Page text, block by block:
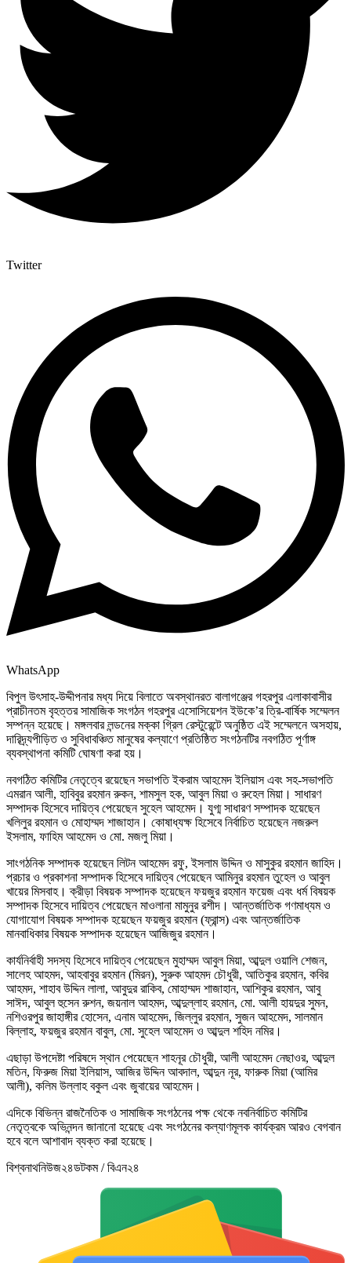
Twitter
WhatsApp
বিপুল উৎসাহ-উদ্দীপনার মধ্য দিয়ে বিলাতে অবস্থানরত বালাগঞ্জের গহরপুর এলাকাবাসীর
প্রাচীনতম বৃহত্তর সামাজিক সংগঠন গহরপুর এসোসিয়েশন ইউকে’র ত্রি-বার্ষিক সম্মেলন
সম্পন্ন হয়েছে। মঙ্গলবার লন্ডনের মক্কা গ্রিল রেস্টুরেন্টে অনুষ্ঠিত এই সম্মেলনে অসহায়,
দারিদ্র্যপীড়িত ও সুবিধাবঞ্চিত মানুষের কল্যাণে প্রতিষ্ঠিত সংগঠনটির নবগঠিত পূর্ণাঙ্গ
ব্যবস্থাপনা কমিটি ঘোষণা করা হয়।
নবগঠিত কমিটির নেতৃত্বে রয়েছেন সভাপতি ইকরাম আহমেদ ইলিয়াস এবং সহ-সভাপতি
এমরান আলী, হাবিবুর রহমান রুকন, শামসুল হক, আবুল মিয়া ও রুহেল মিয়া। সাধারণ
সম্পাদক হিসেবে দায়িত্ব পেয়েছেন সুহেল আহমেদ। যুগ্ম সাধারণ সম্পাদক হয়েছেন
খলিলুর রহমান ও মোহাম্মদ শাজাহান। কোষাধ্যক্ষ হিসেবে নির্বাচিত হয়েছেন নজরুল
ইসলাম, ফাহিম আহমেদ ও মো. মজলু মিয়া।
সাংগঠনিক সম্পাদক হয়েছেন লিটন আহমেদ রফু, ইসলাম উদ্দিন ও মাসুকুর রহমান জাহিদ।
প্রচার ও প্রকাশনা সম্পাদক হিসেবে দায়িত্ব পেয়েছেন আমিনুর রহমান তুহেল ও আবুল
খায়ের মিসবাহ। ক্রীড়া বিষয়ক সম্পাদক হয়েছেন ফয়জুর রহমান ফয়েজ এবং ধর্ম বিষয়ক
সম্পাদক হিসেবে দায়িত্ব পেয়েছেন মাওলানা মামুনুর রশীদ। আন্তর্জাতিক গণমাধ্যম ও
যোগাযোগ বিষয়ক সম্পাদক হয়েছেন ফয়জুর রহমান (ফ্রান্স) এবং আন্তর্জাতিক
মানবাধিকার বিষয়ক সম্পাদক হয়েছেন আজিজুর রহমান।
কার্যনির্বাহী সদস্য হিসেবে দায়িত্ব পেয়েছেন মুহাম্মদ আবুল মিয়া, আব্দুল ওয়ালি শেজন,
সালেহ আহমদ, আহবাবুর রহমান (মিরন), সুরুক আহমদ চৌধুরী, আতিকুর রহমান, কবির
আহমদ, শাহাব উদ্দিন লালা, আবুদুর রাকিব, মোহাম্মদ শাজাহান, আশিকুর রহমান, আবু
সাঈদ, আবুল হুসেন রুশন, জয়নাল আহমদ, আব্দুল্লাহ রহমান, মো. আলী হায়দুর সুমন,
নশিওরপুর জাহাঙ্গীর হোসেন, এনাম আহমেদ, জিল্লুর রহমান, সুজন আহমেদ, সালমান
বিল্লাহ, ফয়জুর রহমান বাবুল, মো. সুহেল আহমেদ ও আব্দুল শহিদ নমির।
এছাড়া উপদেষ্টা পরিষদে স্থান পেয়েছেন শাহনূর চৌধুরী, আলী আহমেদ নেছাওর, আব্দুল
মতিন, ফিরুজ মিয়া ইলিয়াস, আজির উদ্দিন আবদাল, আব্দুন নূর, ফারুক মিয়া (আমির
আলী), কলিম উল্লাহ বকুল এবং জুবায়ের আহমেদ।
এদিকে বিভিন্ন রাজনৈতিক ও সামাজিক সংগঠনের পক্ষ থেকে নবনির্বাচিত কমিটির
নেতৃত্বকে অভিনন্দন জানানো হয়েছে এবং সংগঠনের কল্যাণমূলক কার্যক্রম আরও বেগবান
হবে বলে আশাবাদ ব্যক্ত করা হয়েছে।
বিশ্বনাথনিউজ২৪ডটকম / বিএন২৪